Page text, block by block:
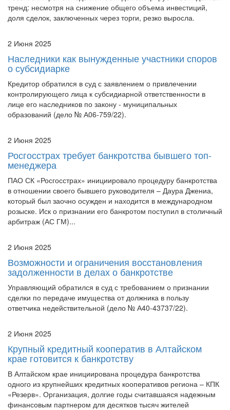
доля сделок, заключенных через торги, резко выросла.
Наследники как вынужденные участники споров
о субсидиарке
Кредитор обратился в суд с заявлением о привлечении
контролирующего лица к субсидиарной ответственности в
лице его наследников по закону - муниципальных
образований (дело № А06-759/22).
Росгосстрах требует банкротства бывшего топ-
менеджера
ПАО СК «Росгосстрах» инициировало процедуру банкротства
в отношении своего бывшего руководителя – Даура Джениа,
который был заочно осужден и находится в международном
розыске. Иск о признании его банкротом поступил в столичный
арбитраж (АС ГМ)...
Возможности и ограничения восстановления
задолженности в делах о банкротстве
Управляющий обратился в суд с требованием о признании
сделки по передаче имущества от должника в пользу
ответчика недействительной (дело № А40-43737/22).
Крупный кредитный кооператив в Алтайском
крае готовится к банкротству
В Алтайском крае инициирована процедура банкротства
одного из крупнейших кредитных кооперативов региона – КПК
«Резерв». Организация, долгие годы считавшаяся надежным
финансовым партнером для десятков тысяч жителей
Алтайского края, официально иницииро...